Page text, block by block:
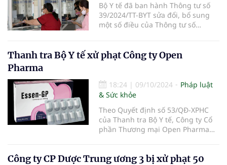
Bộ Y tế đã ban hành Thông tư số
39/2024/TT-BYT sửa đổi, bổ sung
một số điều của Thông tư số
mục và tỷ lệ, điều kiện thanh toán
đối với dịch vụ kỹ thuật y tế thuộc
tham gia bảo hiểm y tế.
Thanh tra Bộ Y tế xử phạt Công ty Open
Pharma
18:24 | 09/10/2024
Pháp luật
& Sức khỏe
Theo Quyết định số 53/QĐ-XPHC
của Thanh tra Bộ Y tế, Công ty Cổ
phần Thương mại Open Pharma
Công ty CP Dược Trung ương 3 bị xử phạt 50